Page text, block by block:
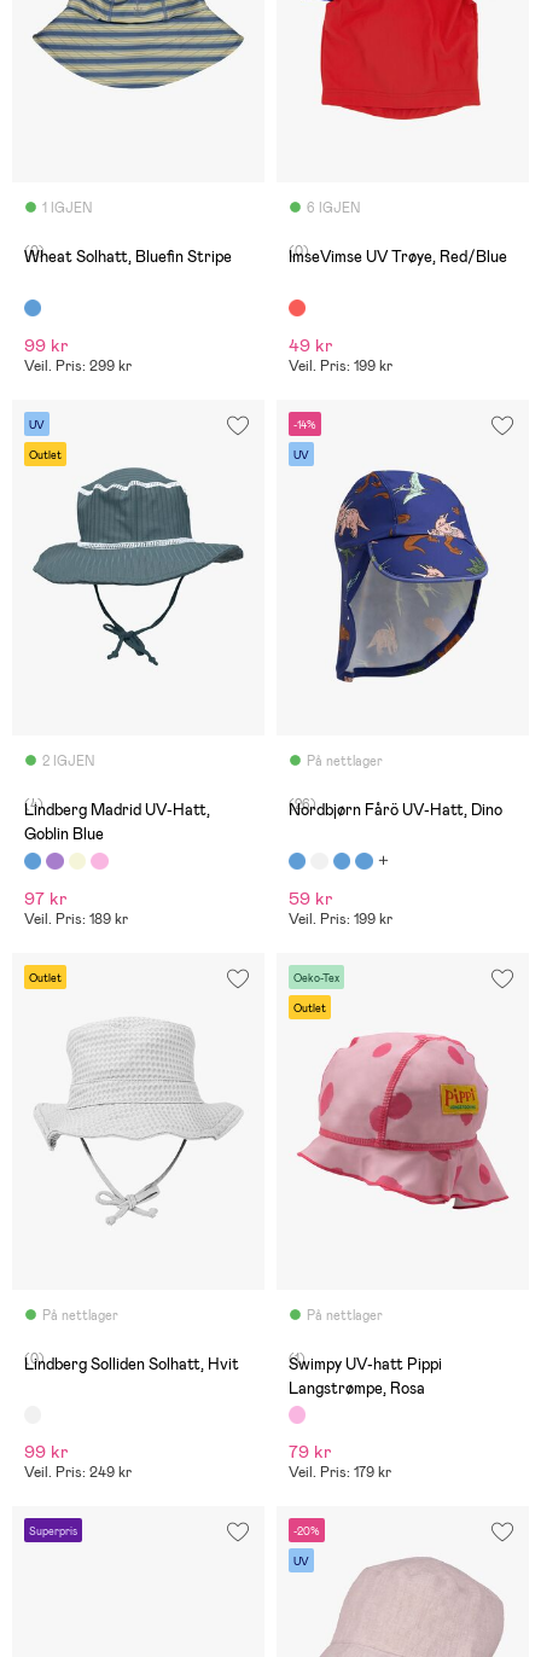
1 IGJEN
(0)
Wheat Solhatt, Bluefin Stripe
99 kr
Veil. Pris: 299 kr
6 IGJEN
(0)
ImseVimse UV Trøye, Red/Blue
49 kr
Veil. Pris: 199 kr
UV
Outlet
2 IGJEN
(4)
Lindberg Madrid UV-Hatt,
Goblin Blue
97 kr
Veil. Pris: 189 kr
-14%
UV
På nettlager
(26)
Nordbjørn Fårö UV-Hatt, Dino
59 kr
Veil. Pris: 199 kr
Outlet
På nettlager
(0)
Lindberg Solliden Solhatt, Hvit
99 kr
Veil. Pris: 249 kr
Oeko-Tex
Outlet
På nettlager
(1)
Swimpy UV-hatt Pippi
Langstrømpe, Rosa
79 kr
Veil. Pris: 179 kr
Superpris -20%
UV